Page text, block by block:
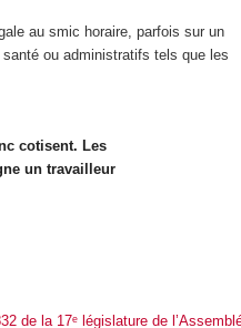
au smic horaire, parfois sur un
ou administratifs tels que les
cotisent. Les
un travailleur
de la 17ᵉ législature de